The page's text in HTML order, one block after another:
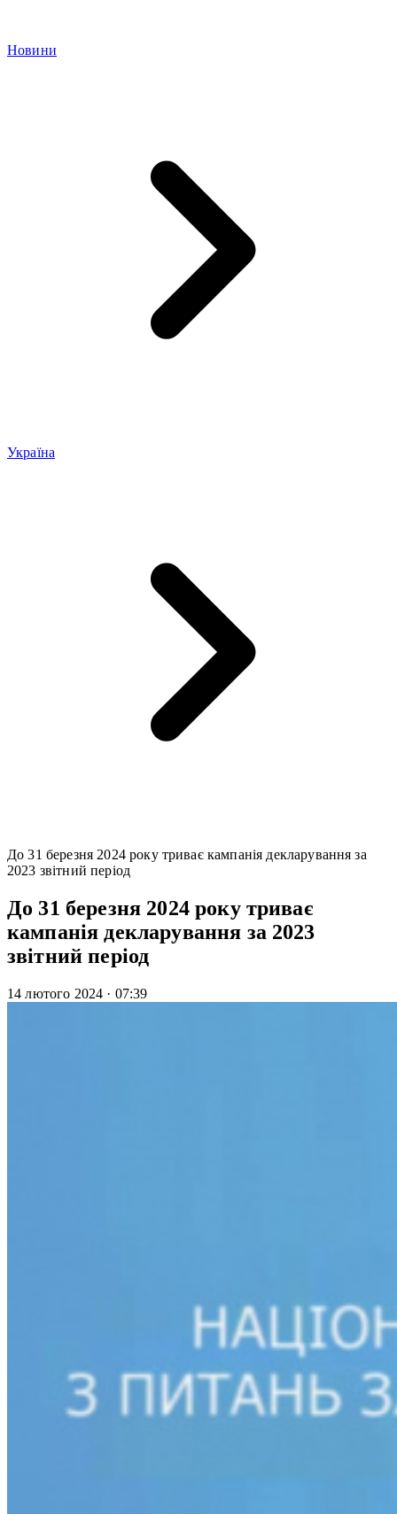
Новини
Україна
До 31 березня 2024 року триває кампанія декларування за
2023 звітний період
До 31 березня 2024 року триває
кампанія декларування за 2023
звітний період
14 лютого 2024 · 07:39